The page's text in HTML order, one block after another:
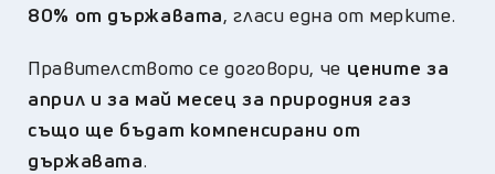
80% от държавата, гласи една от мерките.
Правителството се договори, че цените за
април и за май месец за природния газ
също ще бъдат компенсирани от
държавата.